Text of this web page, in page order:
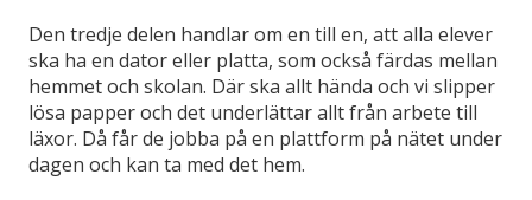
Den tredje delen handlar om en till en, att alla elever
ska ha en dator eller platta, som också färdas mellan
hemmet och skolan. Där ska allt hända och vi slipper
lösa papper och det underlättar allt från arbete till
läxor. Då får de jobba på en plattform på nätet under
dagen och kan ta med det hem.